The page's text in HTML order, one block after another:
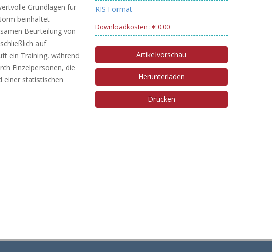
RIS Format
Downloadkosten : € 0.00
Artikelvorschau
Herunterladen
Drucken
Grundlagen für
beinhaltet
Beurteilung von
auf
ein Training, während
Einzelpersonen, die
einer statistischen